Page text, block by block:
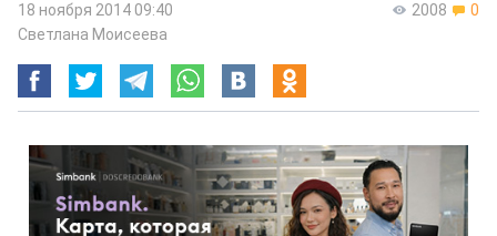
2008 0
18 ноября 2014 09:40
Светлана Моисеева